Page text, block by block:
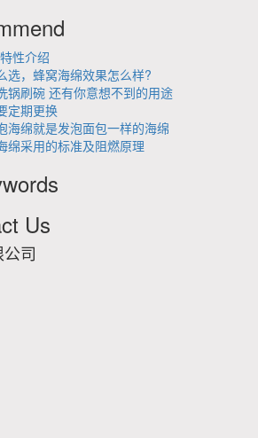
性介绍
选，蜂窝海绵效果怎么样?
锅刷碗 还有你意想不到的用途
定期更换
海绵就是发泡面包一样的海绵
绵采用的标准及阻燃原理
Us
司